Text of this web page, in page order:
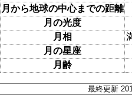
月から地球の中心までの距離
月の光度
月相
月の星座
月齢
最終更新